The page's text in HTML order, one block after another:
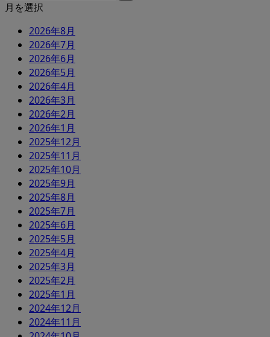
月を選択
2026年8月
2026年7月
2026年6月
2026年5月
2026年4月
2026年3月
2026年2月
2026年1月
2025年12月
2025年11月
2025年10月
2025年9月
2025年8月
2025年7月
2025年6月
2025年5月
2025年4月
2025年3月
2025年2月
2025年1月
2024年12月
2024年11月